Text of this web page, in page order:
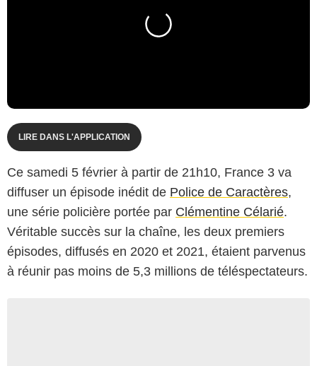
LIRE DANS L'APPLICATION
Ce samedi 5 février à partir de 21h10, France 3 va
diffuser un épisode inédit de Police de Caractères,
une série policière portée par Clémentine Célarié.
Véritable succès sur la chaîne, les deux premiers
épisodes, diffusés en 2020 et 2021, étaient parvenus
à réunir pas moins de 5,3 millions de téléspectateurs.